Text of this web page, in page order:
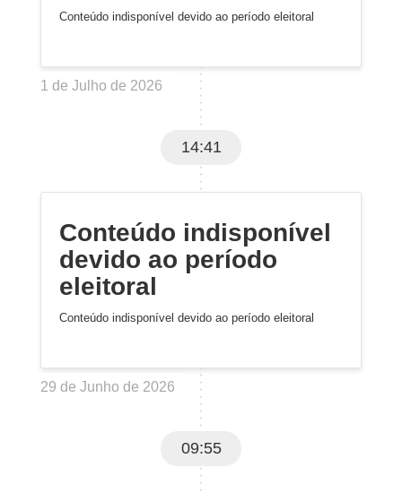
Conteúdo indisponível devido ao período eleitoral
1 de Julho de 2026
14:41
Conteúdo indisponível
devido ao período
eleitoral
Conteúdo indisponível devido ao período eleitoral
29 de Junho de 2026
09:55